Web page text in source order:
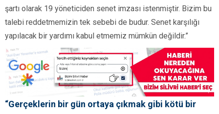
şartı olarak 19 yöneticiden senet imzası istenmiştir. Bizim bu
talebi reddetmemizin tek sebebi de budur. Senet karşılığı
yapılacak bir yardımı kabul etmemiz mümkün değildir.”
“Gerçeklerin bir gün ortaya çıkmak gibi kötü bir